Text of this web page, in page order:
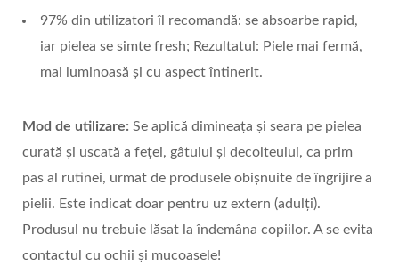
97% din utilizatori îl recomandă: se absoarbe rapid,
iar pielea se simte fresh; Rezultatul: Piele mai fermă,
mai luminoasă și cu aspect întinerit.
Mod de utilizare: Se aplică dimineața și seara pe pielea
curată și uscată a feței, gâtului și decolteului, ca prim
pas al rutinei, urmat de produsele obișnuite de îngrijire a
pielii. Este indicat doar pentru uz extern (adulți).
Produsul nu trebuie lăsat la îndemâna copiilor. A se evita
contactul cu ochii și mucoasele!